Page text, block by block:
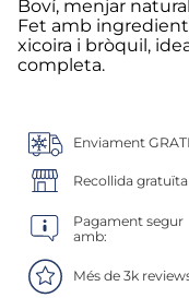
Boví, menjar
Fet amb
xicoira i bròquil,
completa.
Enviament
Recollida
Pagament segur
amb:
Més de 3k
5. ensaladilla
6. gelats sirena
. calamar sirena
9. salmó premium
10. helados polos